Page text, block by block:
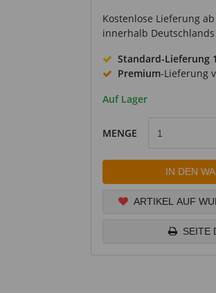
Kostenlose Lieferung ab
innerhalb Deutschlands
Standard-Lieferung
Premium-Lieferung
Auf Lager
MENGE
IN DEN
ARTIKEL AUF
SEITE